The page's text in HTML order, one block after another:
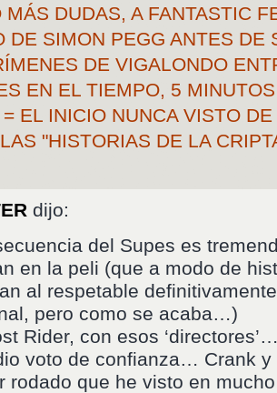
MÁS DUDAS, A FANTASTIC
DE SIMON PEGG ANTES DE
DE VIGALONDO
EN EL TIEMPO, 5
EL INICIO NUNCA VISTO
"HISTORIAS DE LA
dijo:
del Supes es
en la peli (que a modo de
al respetable
pero como se acaba…)
Rider, con esos
voto de confianza… Crank y
rodado que he visto en